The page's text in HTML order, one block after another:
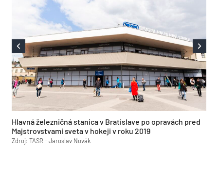
Hlavná železničná stanica v Bratislave po opravách pred
Majstrovstvami sveta v hokeji v roku 2019
Zdroj: TASR - Jaroslav Novák